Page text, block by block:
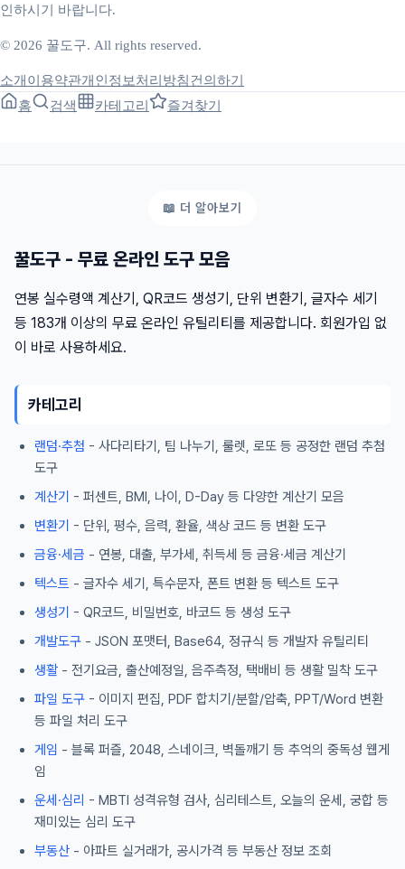
인하시기 바랍니다.
© 2026 꿀도구. All rights reserved.
소개 이용약관개인정보처리방침건의하기
홈
검색 카테고리 즐겨찾기
꿀도구 - 무료 온라인 도구 모음
연봉 실수령액 계산기, QR코드 생성기, 단위 변환기, 글자수 세기
등 183개 이상의 무료 온라인 유틸리티를 제공합니다. 회원가입 없
이 바로 사용하세요.
카테고리
랜덤·추첨 - 사다리타기, 팀 나누기, 룰렛, 로또 등 공정한 랜덤 추첨
도구
계산기 - 퍼센트, BMI, 나이, D-Day 등 다양한 계산기 모음
변환기 - 단위, 평수, 음력, 환율, 색상 코드 등 변환 도구
금융·세금 - 연봉, 대출, 부가세, 취득세 등 금융·세금 계산기
텍스트 - 글자수 세기, 특수문자, 폰트 변환 등 텍스트 도구
생성기 - QR코드, 비밀번호, 바코드 등 생성 도구
개발도구 - JSON 포맷터, Base64, 정규식 등 개발자 유틸리티
생활 - 전기요금, 출산예정일, 음주측정, 택배비 등 생활 밀착 도구
파일 도구 - 이미지 편집, PDF 합치기/분할/압축, PPT/Word 변환
등 파일 처리 도구
게임 - 블록 퍼즐, 2048, 스네이크, 벽돌깨기 등 추억의 중독성 웹게
임
운세·심리 - MBTI 성격유형 검사, 심리테스트, 오늘의 운세, 궁합 등
재미있는 심리 도구
부동산 - 아파트 실거래가, 공시가격 등 부동산 정보 조회